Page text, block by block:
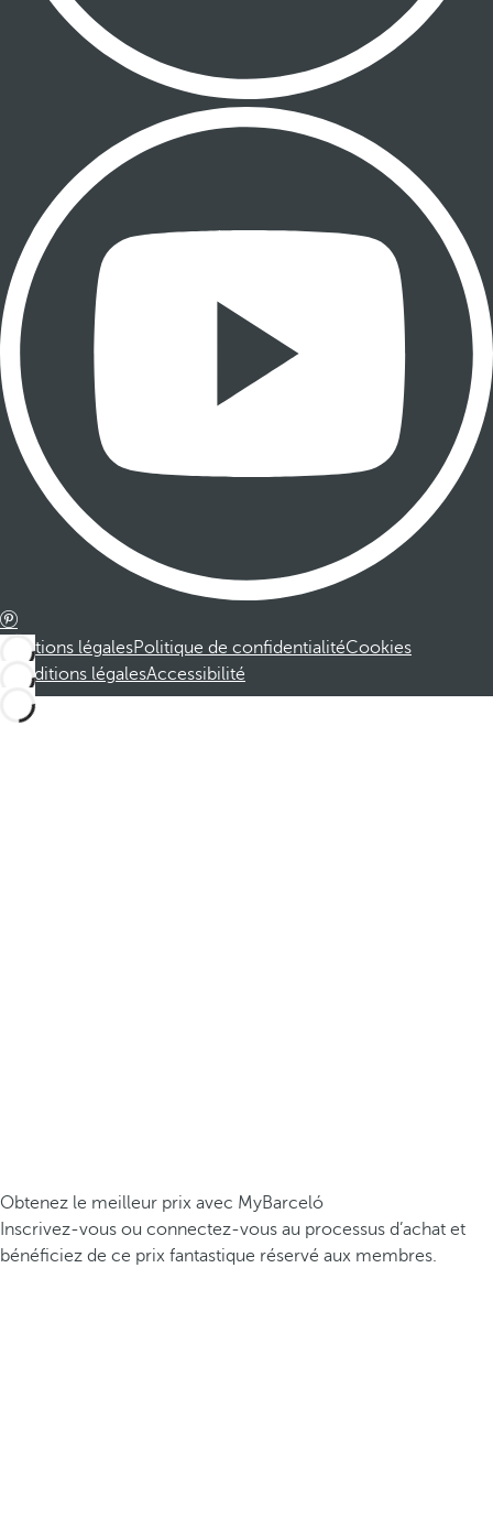
Mentions légalesPolitique de confidentialitéCookies
Conditions légalesAccessibilité
Obtenez le meilleur prix avec MyBarceló
Inscrivez-vous ou connectez-vous au processus d’achat et
bénéficiez de ce prix fantastique réservé aux membres.